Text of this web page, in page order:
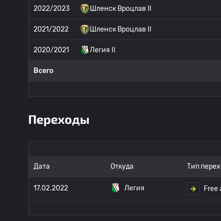
2022/2023 Шленск Вроцлав II
2021/2022 Шленск Вроцлав II
2020/2021 Легия II
Всего
Переходы
Дата Откуда Тип
17.02.2022 Легия Free